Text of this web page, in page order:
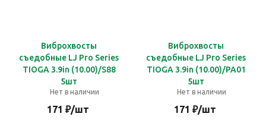
Виброхвосты
съедобные LJ Pro Series
TIOGA 3.9in (10.00)/S88
5шт
Нет в наличии
171 ₽/шт
Виброхвосты
съедобные LJ Pro Series
TIOGA 3.9in (10.00)/PA01
5шт
Нет в наличии
171 ₽/шт